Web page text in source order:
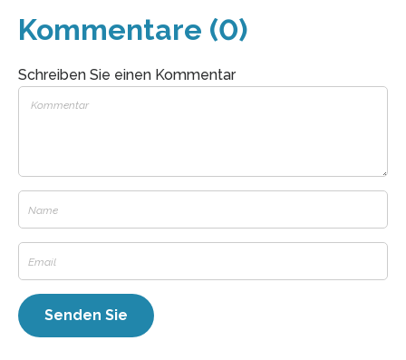
Kommentare (0)
Schreiben Sie einen Kommentar